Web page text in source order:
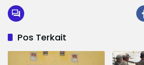
Pos Terkait